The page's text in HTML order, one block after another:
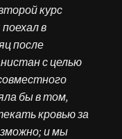
курс
в
после
с целью
бы в том,
кровью за
и мы